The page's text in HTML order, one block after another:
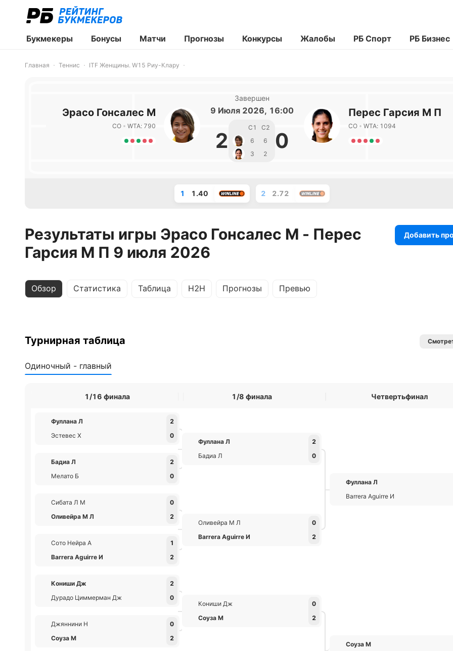
Букмекеры Бонусы Матчи Прогнозы Конкурсы Жалобы РБ Спорт РБ Бизнес
Главная Теннис ITF Женщины. W15 Риу-Клару
Эрасо Гонсалес М
CO WTA: 790
Завершен
9 Июля 2026, 16:00
2
С1
С2
6
6
3
2
0
Перес Гарсия М П
CO WTA: 1094
1 1.40 2 2.72
Результаты игры Эрасо Гонсалес М - Перес
Гарсия М П 9 июля 2026
Добавить
Обзор Статистика Таблица H2H Прогнозы Превью
Турнирная таблица
Одиночный - главный
1/16 финала
Фуллана Л
2
Эстевес Х
0
Бадиа Л
2
Мелато Б
0
Сибата Л М
0
Оливейра М Л
2
Сото Нейра А
1
Barrera Aguirre И
2
Кониши Дж
2
Дурадо Циммерман Дж
0
Джяннини Н
0
Соуза М
2
1/8 финала
Фуллана Л
2
Бадиа Л
0
Оливейра М Л
0
Barrera Aguirre И
2
Кониши Дж
0
Соуза М
2
Четвертьфинал
Фуллана Л
Barrera Aguirre И
Соуза М